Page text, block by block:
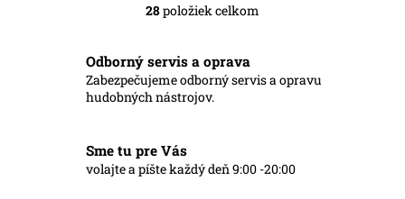
O
á
d
a
p
28položiek celkom
Odborný servis a oprava
Zabezpečujeme odborný servis a opravu
hudobných nástrojov.
Sme tu pre Vás
volajte a píšte každý deň 9:00 -20:00